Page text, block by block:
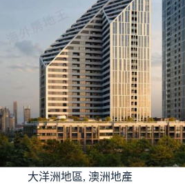
大洋洲地區, 澳洲地產